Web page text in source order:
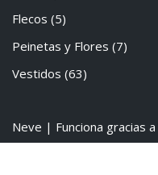
Flecos (5)
Peinetas y Flores (7)
Vestidos (63)
Neve | Funciona gracias a